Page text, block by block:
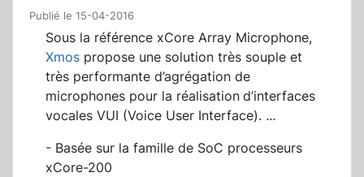
Publié le 15-04-2016
Sous la référence xCore Array Microphone,
Xmos propose une solution très souple et
très performante d’agrégation de
microphones pour la réalisation d’interfaces
vocales VUI (Voice User Interface). ...
- Basée sur la famille de SoC processeurs
xCore-200